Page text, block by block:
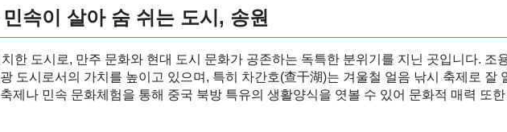
속이 살아 숨 쉬는 도시, 송원
한 도시로, 만주 문화와 현대 도시 문화가 공존하는 독특한 분위기를 지닌 곳입니다. 조
도시로서의 가치를 높이고 있으며, 특히 차간호(查干湖)는 겨울철 얼음 낚시 축제로 잘
제나 민속 문화체험을 통해 중국 북방 특유의 생활양식을 엿볼 수 있어 문화적 매력 또